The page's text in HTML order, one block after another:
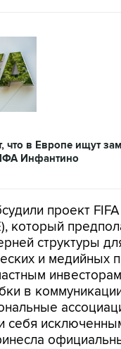
что в Европе ищут
Инфантино
проект
который
структуры
и медийных
в
себя